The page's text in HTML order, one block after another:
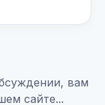
вам
сайте...